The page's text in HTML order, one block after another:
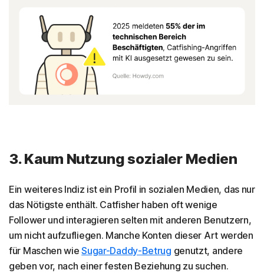
3. Kaum Nutzung sozialer Medien
Ein weiteres Indiz ist ein Profil in sozialen Medien, das nur
das Nötigste enthält. Catfisher haben oft wenige
Follower und interagieren selten mit anderen Benutzern,
um nicht aufzufliegen. Manche Konten dieser Art werden
für Maschen wieSugar-Daddy-Betrug genutzt, andere
geben vor, nach einer festen Beziehung zu suchen.